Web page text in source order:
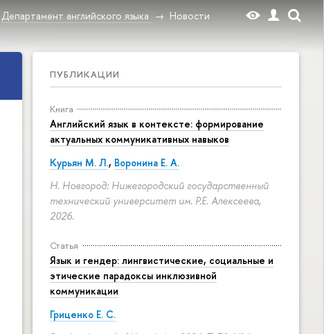
Департамент английского языка Новости
ПУБЛИКАЦИИ
Книга
Английский язык в контексте: формирование
актуальных коммуникативных навыков
Курьян М. Л., Воронина Е. А.
Н. Новгород: Нижегородский государственный
технический университет им. Р.Е. Алексеева,
2026.
Статья
Язык и гендер: лингвистические, социальные и
этические парадоксы инклюзивной
коммуникации
Гриценко Е. С.